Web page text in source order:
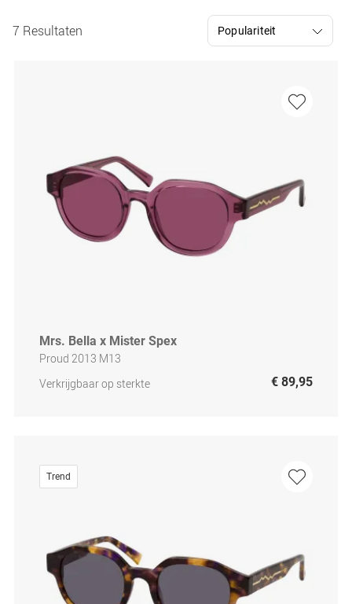
7 Resultaten
Mrs. Bella x Mister Spex
Proud 2013 M13
Verkrijgbaar op sterkte
€ 89,95
Trend